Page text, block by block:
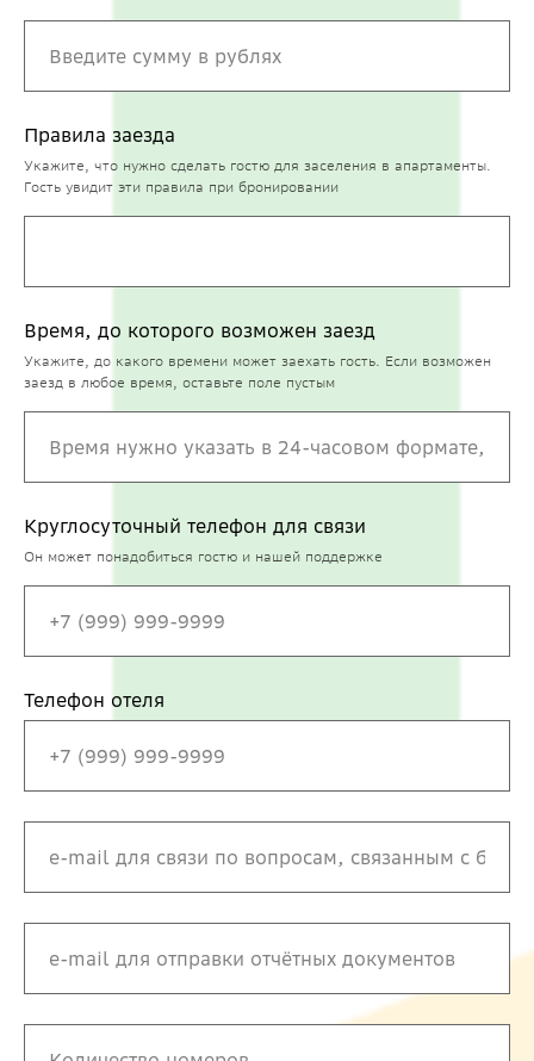
Правила заезда
Укажите, что нужно сделать гостю для заселения в апартаменты.
Гость увидит эти правила при бронировании
Время, до которого возможен заезд
Укажите, до какого времени может заехать гость. Если возможен
заезд в любое время, оставьте поле пустым
Круглосуточный телефон для связи
Он может понадобиться гостю и нашей поддержке
Телефон отеля